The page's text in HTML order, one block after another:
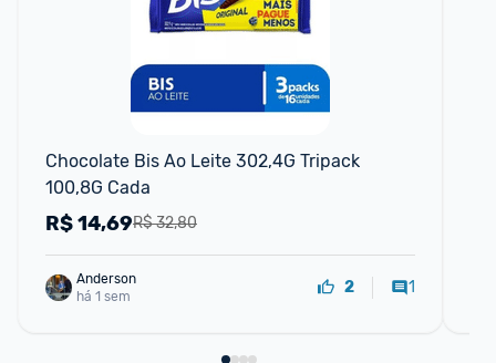
Chocolate Bis Ao Leite 302,4G Tripack
100,8G Cada
R$ 32,80
R$14,69
Anderson
há 1 sem
2 1